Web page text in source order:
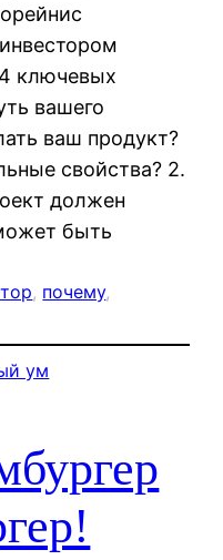
ключевых
вашего
ваш продукт?
свойства? 2.
должен
быть
, почему
ум